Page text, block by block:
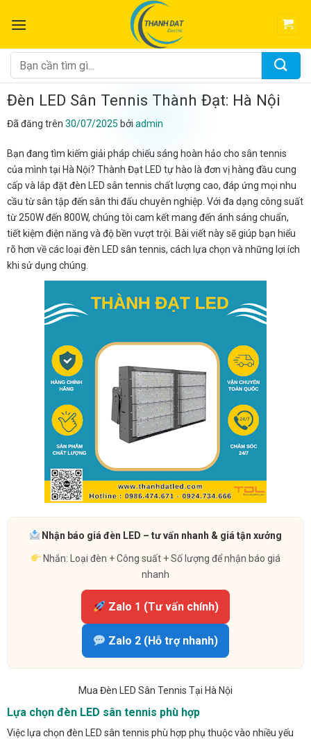
đến
dung
Tìm
kiếm:
Đèn LED Sân Tennis Thành Đạt: Hà Nội
Đã đăng trên 30/07/2025 bởi admin
Bạn đang tìm kiếm giải pháp chiếu sáng hoàn hảo cho sân tennis
của mình tại Hà Nội? Thành Đạt LED tự hào là đơn vị hàng đầu cung
cấp và lắp đặt đèn LED sân tennis chất lượng cao, đáp ứng mọi nhu
cầu từ sân tập đến sân thi đấu chuyên nghiệp. Với đa dạng công suất
từ 250W đến 800W, chúng tôi cam kết mang đến ánh sáng chuẩn,
tiết kiệm điện năng và độ bền vượt trội. Bài viết này sẽ giúp bạn hiểu
rõ hơn về các loại đèn LED sân tennis, cách lựa chọn và những lợi ích
khi sử dụng chúng.
Nhận báo giá đèn LED – tư vấn nhanh & giá tận xưởng
Nhắn: Loại đèn + Công suất + Số lượng để nhận báo giá
nhanh
Zalo 1 (Tư vấn chính)
Zalo 2 (Hỗ trợ nhanh)
Mua Đèn LED Sân Tennis Tại Hà Nội
Lựa chọn đèn LED sân tennis phù hợp
Việc lựa chọn đèn LED sân tennis phù hợp phụ thuộc vào nhiều yếu